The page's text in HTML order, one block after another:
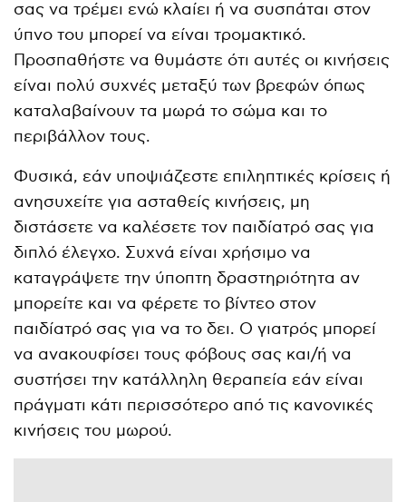
σας να τρέμει ενώ κλαίει ή να συσπάται στον
ύπνο του μπορεί να είναι τρομακτικό.
Προσπαθήστε να θυμάστε ότι αυτές οι κινήσεις
είναι πολύ συχνές μεταξύ των βρεφών όπως
καταλαβαίνουν τα μωρά το σώμα και το
περιβάλλον τους.
Φυσικά, εάν υποψιάζεστε επιληπτικές κρίσεις ή
ανησυχείτε για ασταθείς κινήσεις, μη
διστάσετε να καλέσετε τον παιδίατρό σας για
διπλό έλεγχο. Συχνά είναι χρήσιμο να
καταγράψετε την ύποπτη δραστηριότητα αν
μπορείτε και να φέρετε το βίντεο στον
παιδίατρό σας για να το δει. Ο γιατρός μπορεί
να ανακουφίσει τους φόβους σας και/ή να
συστήσει την κατάλληλη θεραπεία εάν είναι
πράγματι κάτι περισσότερο από τις κανονικές
κινήσεις του μωρού.